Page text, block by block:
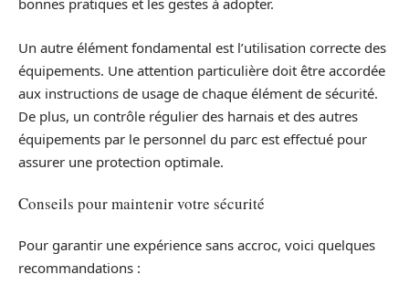
bonnes pratiques et les gestes à adopter.
Un autre élément fondamental est l’utilisation correcte des
équipements. Une attention particulière doit être accordée
aux instructions de usage de chaque élément de sécurité.
De plus, un contrôle régulier des harnais et des autres
équipements par le personnel du parc est effectué pour
assurer une protection optimale.
Conseils pour maintenir votre sécurité
Pour garantir une expérience sans accroc, voici quelques
recommandations :